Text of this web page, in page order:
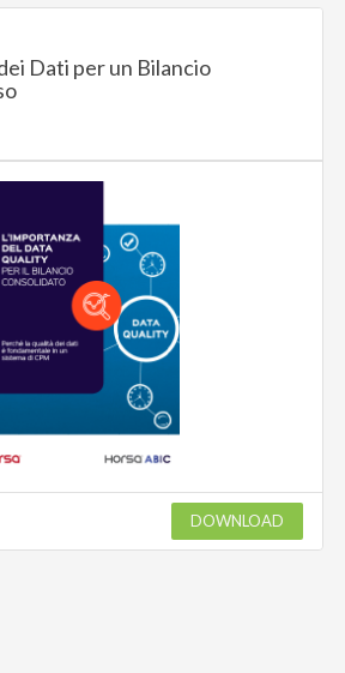
Dati per un Bilancio
DOWNLOAD